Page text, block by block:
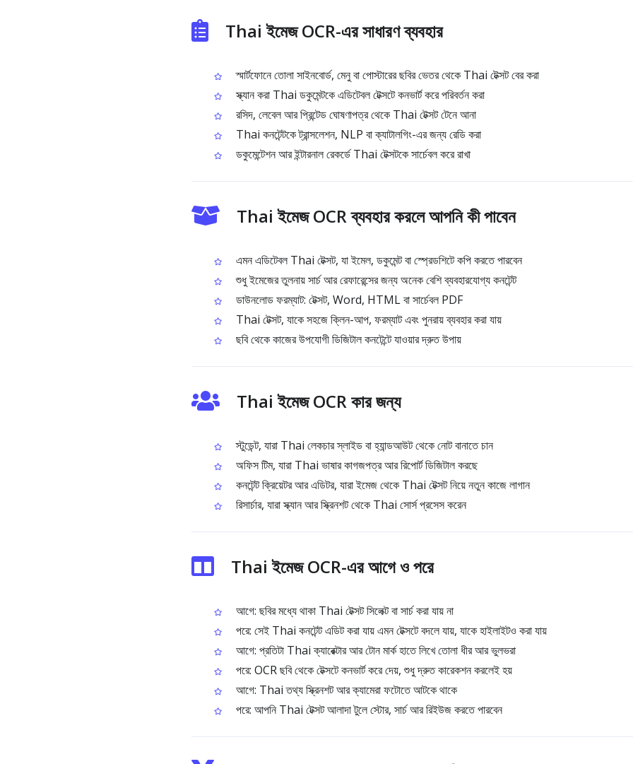
Thai ইমেজ OCR-এর সাধারণ ব্যবহার
স্মার্টফোনে তোলা সাইনবোর্ড, মেনু বা পোস্টারের ছবির ভেতর থেকে Thai টেক্সট বের করা
স্ক্যান করা Thai ডকুমেন্টকে এডিটেবল টেক্সটে কনভার্ট করে পরিবর্তন করা
রসিদ, লেবেল আর প্রিন্টেড ঘোষণাপত্র থেকে Thai টেক্সট টেনে আনা
Thai কনটেন্টকে ট্রান্সলেশন, NLP বা ক্যাটালগিং-এর জন্য রেডি করা
ডকুমেন্টেশন আর ইন্টারনাল রেকর্ডে Thai টেক্সটকে সার্চেবল করে রাখা
Thai ইমেজ OCR ব্যবহার করলে আপনি কী পাবেন
এমন এডিটেবল Thai টেক্সট, যা ইমেল, ডকুমেন্ট বা স্প্রেডশিটে কপি করতে পারবেন
শুধু ইমেজের তুলনায় সার্চ আর রেফারেন্সের জন্য অনেক বেশি ব্যবহারযোগ্য কনটেন্ট
ডাউনলোড ফরম্যাট: টেক্সট, Word, HTML বা সার্চেবল PDF
Thai টেক্সট, যাকে সহজে ক্লিন-আপ, ফরম্যাট এবং পুনরায় ব্যবহার করা যায়
ছবি থেকে কাজের উপযোগী ডিজিটাল কনটেন্টে যাওয়ার দ্রুত উপায়
Thai ইমেজ OCR কার জন্য
স্টুডেন্ট, যারা Thai লেকচার স্লাইড বা হ্যান্ডআউট থেকে নোট বানাতে চান
অফিস টিম, যারা Thai ভাষার কাগজপত্র আর রিপোর্ট ডিজিটাল করছে
কনটেন্ট ক্রিয়েটর আর এডিটর, যারা ইমেজ থেকে Thai টেক্সট নিয়ে নতুন কাজে লাগান
রিসার্চার, যারা স্ক্যান আর স্ক্রিনশট থেকে Thai সোর্স প্রসেস করেন
Thai ইমেজ OCR-এর আগে ও পরে
আগে: ছবির মধ্যে থাকা Thai টেক্সট সিলেক্ট বা সার্চ করা যায় না
পরে: সেই Thai কনটেন্ট এডিট করা যায় এমন টেক্সটে বদলে যায়, যাকে হাইলাইটও করা যায়
আগে: প্রতিটা Thai ক্যারেক্টার আর টোন মার্ক হাতে লিখে তোলা ধীর আর ভুলভরা
পরে: OCR ছবি থেকে টেক্সটে কনভার্ট করে দেয়, শুধু দ্রুত কারেকশন করলেই হয়
আগে: Thai তথ্য স্ক্রিনশট আর ক্যামেরা ফটোতে আটকে থাকে
পরে: আপনি Thai টেক্সট আলাদা টুলে স্টোর, সার্চ আর রিইউজ করতে পারবেন